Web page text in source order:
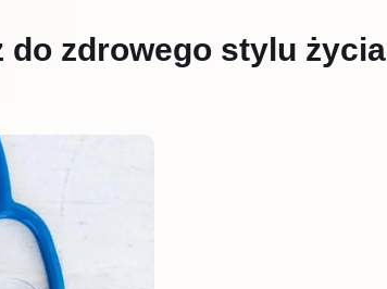
zdrowego stylu życia